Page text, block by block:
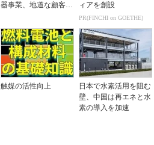
器事業、地道な顧客基
ィアを創設
PR(FINCHI on GOETHE)
触媒の活性向上
日本で水素活用を阻む
壁、中国は再エネと水
素の導入を加速